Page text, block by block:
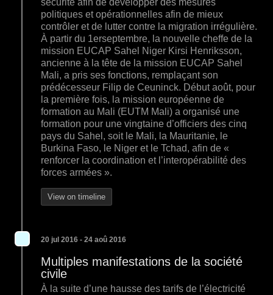
sécurité afin de développer des mesures
politiques et opérationnelles afin de mieux
contrôler et de lutter contre la migration irrégulière.
À partir du 1erseptembre, la nouvelle cheffe de la
mission EUCAP Sahel Niger Kirsi Henriksson,
ancienne à la tête de la mission EUCAP Sahel
Mali, a pris ses fonctions, remplaçant son
prédécesseur Filip de Ceuninck. Début août, pour
la première fois, la mission européenne de
formation au Mali (EUTM Mali) a organisé une
formation pour une vingtaine d’officiers des cinq
pays du Sahel, soit le Mali, la Mauritanie, le
Burkina Faso, le Niger et le Tchad, afin de «
renforcer la coordination et l’interopérabilité des
forces armées ».
View on timeline
20 jul 2016 - 24 aoû 2016
Multiples manifestations de la société
civile
À la suite d’une hausse des tarifs de l’électricité